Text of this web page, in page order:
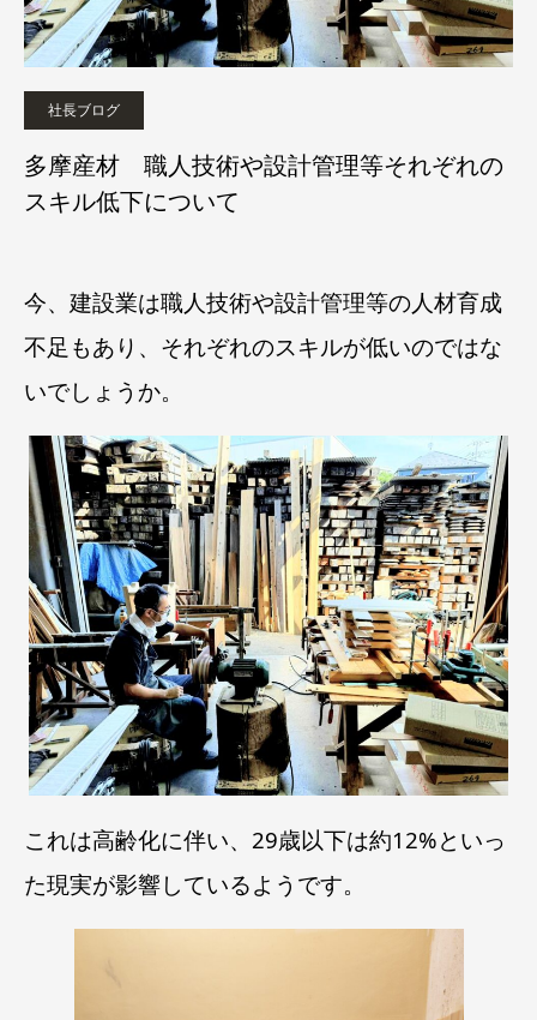
社長ブログ
多摩産材 職人技術や設計管理等それぞれの
スキル低下について
今、建設業は職人技術や設計管理等の人材育成
不足もあり、それぞれのスキルが低いのではな
いでしょうか。
これは高齢化に伴い、29歳以下は約12%といっ
た現実が影響しているようです。